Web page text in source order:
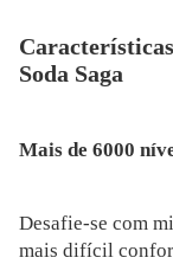
Soda Saga
Mais de 6000
Desafie-se com
mais difícil